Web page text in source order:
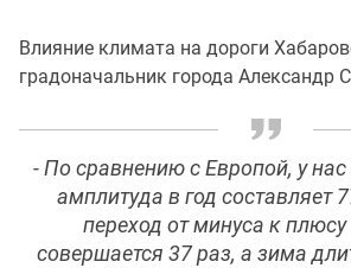
Влияние климата на дороги
градоначальник города Александр
- По сравнению с Европой, у нас
амплитуда в год составляет
переход от минуса к
совершается 37 раз, а зима